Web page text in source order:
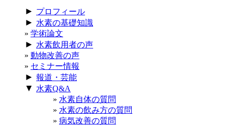
► プロフィール
► 水素の基礎知識
学術論文
► 水素飲用者の声
動物改善の声
セミナー情報
► 報道・芸能
▼ 水素Q&A
水素自体の質問
水素の飲み方の質問
病気改善の質問